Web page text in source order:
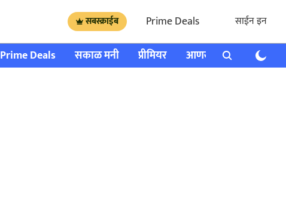
सबस्क्राईब Prime Deals साईन इन
Prime Deals सकाळ मनी प्रीमियर आणखी राशी भविष्य